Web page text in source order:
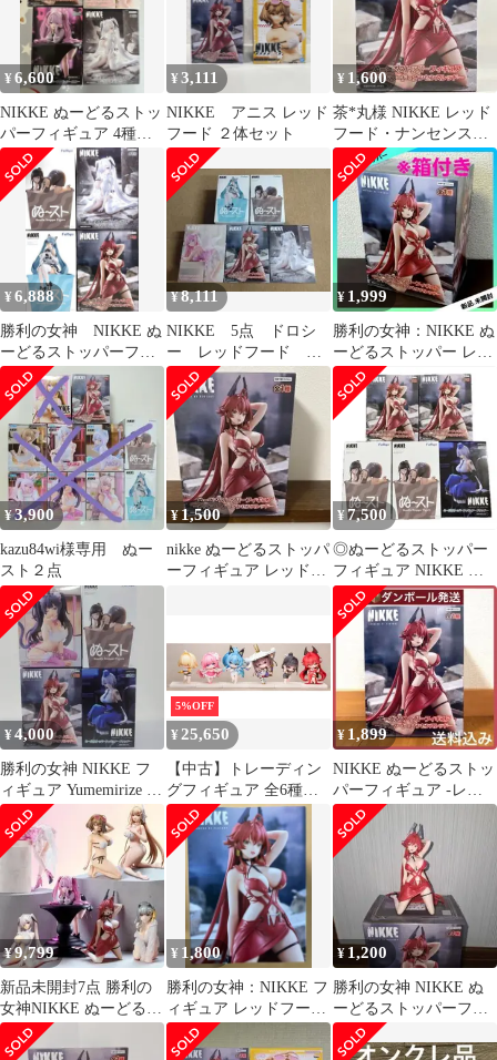
¥6,600
NIKKE ぬーどるストッ
パーフィギュア 4種セ
ット
¥3,111
NIKKE アニス レッド
フード ２体セット
¥ 1,600
茶*丸様 NIKKE レッド
フード・ナンセンスレ
ッド ぬーどるストッパ
ーフィギュ
¥6,888
勝利の女神 NIKKE ぬ
ーどるストッパーフィ
ギュア 4点セット
¥8,111
NIKKE 5点 ドロシ
ー レッドフード シ
ンデレラ プリバテ
ィ キラーワイフ
¥ 1,999
勝利の女神：NIKKE ぬ
ーどるストッパー レッ
ドフード ナンセンスレ
ッド
¥3,900
kazu84wi様専用 ぬー
スト２点
¥1,500
nikke ぬーどるストッパ
ーフィギュア レッドフ
¥7,500
◎ぬーどるストッパー
フィギュア NIKKE 勝
利の女神
¥4,000
勝利の女神 NIKKE フ
ィギュア Yumemirize ぬ
ーすと 4種 セット
5%OFF
¥ 25,650
【中古】トレーディン
グフィギュア 全6種セ
ット 「勝利の女神：
NIKKE SACシリーズ
Vol 2 デフォルメフィギ
ュア コンプリート
BOX」
¥ 1,899
NIKKE ぬーどるストッ
パーフィギュア -レッ
ドフード·ナンセンスレ
ッド-
¥9,799
新品未開封7点 勝利の
女神NIKKE ぬーどるス
トッパー フィギュア
¥ 1,800
勝利の女神：NIKKE フ
ィギュア レッドフード
ナンセンスレッド
¥ 1,200
勝利の女神 NIKKE ぬ
ーどるストッパーフィ
ギュア レッドフード箱
付き